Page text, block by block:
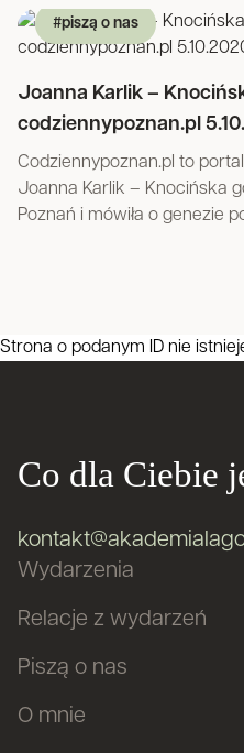
#piszą o nas
Joanna Karlik –
codziennypoznan.pl
Codziennypoznan.pl to
Joanna Karlik – Knocińska
Poznań i mówiła o genezie
Strona o podanym ID nie
Co dla Ciebie
Wydarzenia
Relacje z wydarzeń
Piszą o nas
O mnie